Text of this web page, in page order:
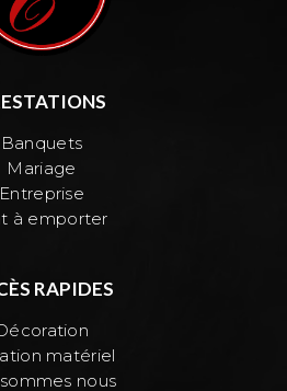
Banquets
Mariage
Entreprise
à emporter
RAPIDES
matériel
nous